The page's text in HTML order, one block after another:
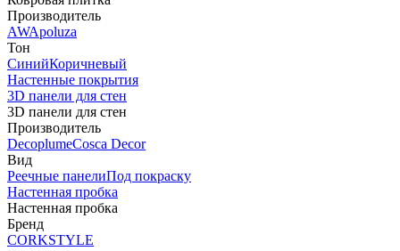
Производитель
AWApoluza
Тон
СинийКоричневый
Настенные покрытия
3D панели для стен
3D панели для стен
Производитель
DecoplumeCosca Decor
Вид
Реечные панелиПод покраску
Настенная пробка
Настенная пробка
Бренд
CORKSTYLE